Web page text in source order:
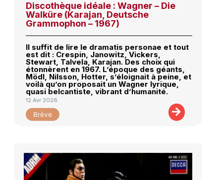
Discothèque idéale : Wagner – Die
Walküre (Karajan, Deutsche
Grammophon – 1967)
Il suffit de lire le dramatis personae et tout
est dit : Crespin, Janowitz, Vickers,
Stewart, Talvela, Karajan. Des choix qui
étonnèrent en 1967. L’époque des géants,
Mödl, Nilsson, Hotter, s’éloignait à peine, et
voilà qu’on proposait un Wagner lyrique,
quasi belcantiste, vibrant d’humanité.
12 Avr 2026
Brève